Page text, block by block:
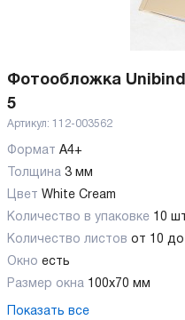
Фотообложка
5
Артикул: 112-003562
Формат А4+
Толщина 3 мм
Цвет White Cream
Количество в упаковке 10
Количество листов от 10 до
Окно есть
Размер окна 100х70 мм
Показать все